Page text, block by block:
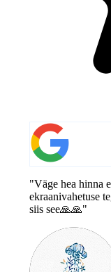
"Väge hea hinna
ekraanivahetuse
siis see🙏🙏"